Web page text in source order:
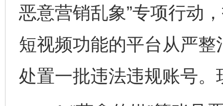
恶意营销乱象”专项行动
短视频功能的平台从严
处置一批违法违规账号